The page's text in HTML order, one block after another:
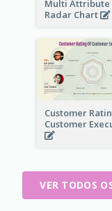
Multi Attribute
Radar Chart
Customer
Customer
VER TODOS